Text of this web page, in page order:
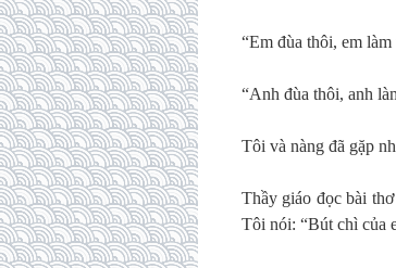
“Em đùa thôi, em
“Anh đùa thôi, anh
Tôi và nàng đã gặp
Thầy giáo đọc bài
Tôi nói: “Bút chì của